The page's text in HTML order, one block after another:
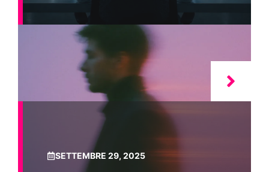
SETTEMBRE 29, 2025